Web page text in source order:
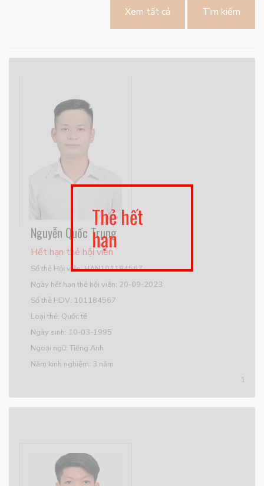
Xem tất cả
Nguyễn Quốc Trung
Hết hạn thẻ hội viên
Số thẻ Hội viên: HAN101184567
Ngày hết hạn thẻ hội viên: 20-09-2023
Số thẻ HDV: 101184567
Loại thẻ: Quốc tế
Ngày sinh: 10-03-1995
Ngoại ngữ: Tiếng Anh
Năm kinh nghiệm: 3 năm
1
Thẻ hết
hạn